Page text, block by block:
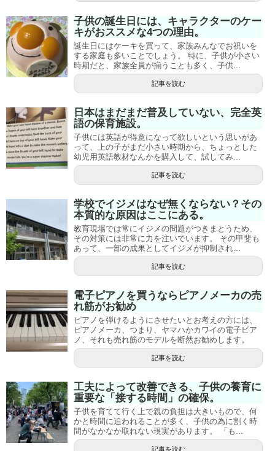
子供の誕生日には、キャラクターのケー
キがおススメな4つの理由。
誕生日にはケーキを買って、家族みんなでお祝いを
する家庭も多いことでしょう。 特に、子供が小さい
時期だと、家族全員が揃うことも多く、子供...
記事を読む
日本はまだまだ普及していない、完全英
語の保育施設。
子供には英語が得意になって欲しいという思いがあ
って、上の子がまだ小さい時期から、ちょっとした
幼児用英語教材なんかを購入して、試してみ...
記事を読む
学校でイジメはなぜ無くならない？その
本質的な原因はここにある。
教育現場では常にイジメの問題がつきまとうため、
その対策には非常に力を注いでいます。 その甲斐も
あって、一部の成果としてイジメが抑制され...
記事を読む
電子ピアノを買うならピアノメーカの売
れ筋がお勧め
ピアノを弾けるようにさせたいとお考えの方には、
ピアノメーカ、つまり、ヤマハかカワイの電子ピア
ノ、それも売れ筋のモデルを断然お勧めします。
記事を読む
工夫によって改善できる、子供の養育に
重要な「接する時間」の確保。
子供を育てて行く上で親の負担は大きいもので、何
かと時間に追われることが多く、子供の為に割く時
間がなかなか取れない現実があります。 「も...
記事を読む